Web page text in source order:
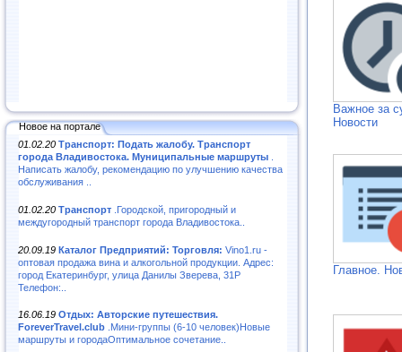
Новое на портале
01.02.20 Транспорт: Подать жалобу. Транспорт
города Владивостока. Муниципальные маршруты
Написать жалобу, рекомендацию по улучшению качества
обслуживания ..
01.02.20 Транспорт .Городской, пригородный и
междугородный транспорт города Владивостока..
20.09.19 Каталог Предприятий: Торговля: Vino1.ru -
оптовая продажа вина и алкогольной продукции. Адрес:
город Екатеринбург, улица Данилы Зверева, 31Р
Телефон:..
16.06.19 Отдых: Авторские путешествия.
ForeverTravel.club .Мини-группы (6-10 человек)Новые
маршруты и городаОптимальное сочетание..
Важное за
Новости
Главное.